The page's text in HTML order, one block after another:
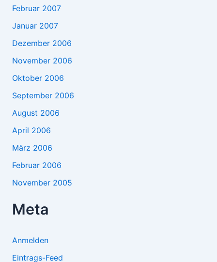
Februar 2007
Januar 2007
Dezember 2006
November 2006
Oktober 2006
September 2006
August 2006
April 2006
März 2006
Februar 2006
November 2005
Meta
Anmelden
Eintrags-Feed